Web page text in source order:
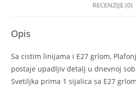
RECENZIJE (0)
Opis
Sa cistim linijama i E27 grlom,
postaje upadljiv detalj u dnevnoj
Svetiljka prima 1 sijalica sa E27